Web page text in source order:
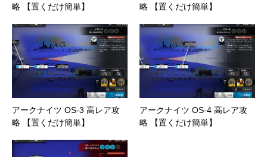
略 【置くだけ簡単】
略 【置くだけ簡単】
アークナイツ OS-3 高レア攻
略 【置くだけ簡単】
アークナイツ OS-4 高レア攻
略 【置くだけ簡単】